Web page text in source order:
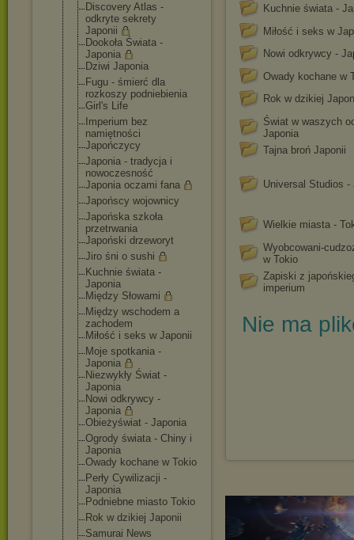
Discovery Atlas -
odkryte sekrety
Japonii
Dookoła Świata -
Japonia
Dziwi Japonia
Fugu - śmierć dla
rozkoszy podniebienia
Girl's Life
Imperium bez
namiętności
Japończycy
Japonia - tradycja i
nowoczesność
Japonia oczami fana
Japońscy wojownicy
Japońska szkoła
przetrwania
Japoński drzeworyt
Jiro śni o sushi
Kuchnie świata -
Japonia
Między Słowami
Między wschodem a
zachodem
Miłość i seks w Japonii
Moje spotkania -
Japonia
Niezwykły Świat -
Japonia
Nowi odkrywcy -
Japonia
Obieżyświat - Japonia
Ogrody świata - Chiny i
Japonia
Owady kochane w Tokio
Perły Cywilizacji -
Japonia
Podniebne miasto Tokio
Rok w dzikiej Japonii
Samurai News
Kuchnie świata -
Miłość i seks w
Nowi odkrywcy -
Owady kochane w
Rok w dzikiej
Świat w waszych
Japonia
Tajna broń Japonii
Universal Studios -
Wielkie miasta -
Wyobcowani-
w Tokio
Zapiski z
imperium
Nie ma